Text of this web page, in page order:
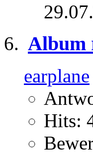
Album
earplane
Hits: